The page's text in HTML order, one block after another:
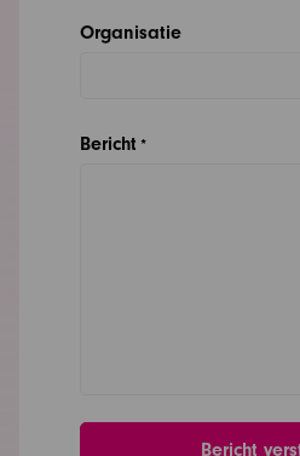
Organisatie
Bericht *